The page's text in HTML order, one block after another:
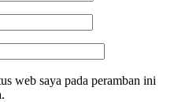
web saya pada peramban ini